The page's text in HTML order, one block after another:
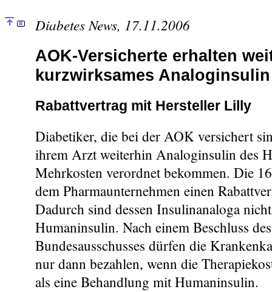
Diabetes News, 17.11.2006
AOK-Versicherte erhalten
kurzwirksames Analoginsulin
Rabattvertrag mit Hersteller Lilly
Diabetiker, die bei der AOK versichert
ihrem Arzt weiterhin Analoginsulin des
Mehrkosten verordnet bekommen. Die
dem Pharmaunternehmen einen
Dadurch sind dessen Insulinanaloga
Humaninsulin. Nach einem Beschluss
Bundesausschusses dürfen die
nur dann bezahlen, wenn die
als eine Behandlung mit Humaninsulin.